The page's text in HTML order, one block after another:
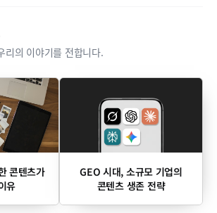
리의 이야기를 전합니다.
콘텐츠가
유
GEO 시대, 소규모 기업의
콘텐츠 생존 전략